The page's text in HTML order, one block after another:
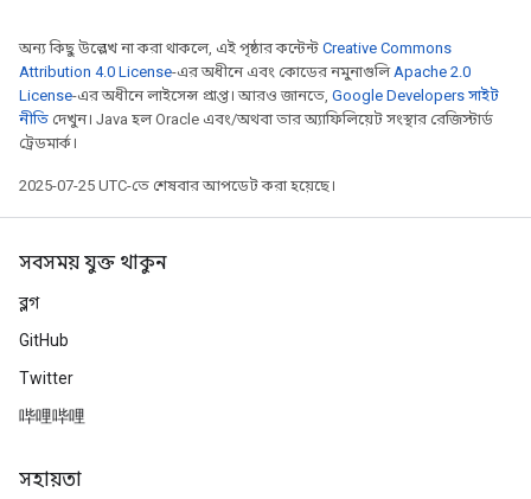
অন্য কিছু উল্লেখ না করা থাকলে, এই পৃষ্ঠার কন্টেন্ট Creative Commons
Attribution 4.0 License-এর অধীনে এবং কোডের নমুনাগুলিApache 2.0
License-এর অধীনে লাইসেন্স প্রাপ্ত। আরও জানতে, Google Developers সাইট
নীতি দেখুন। Java হল Oracle এবং/অথবা তার অ্যাফিলিয়েট সংস্থার রেজিস্টার্ড
ট্রেডমার্ক।
2025-07-25 UTC-তে শেষবার আপডেট করা হয়েছে।
সবসময় যুক্ত থাকুন
ব্লগ
GitHub
Twitter
哔哩哔哩
সহায়তা